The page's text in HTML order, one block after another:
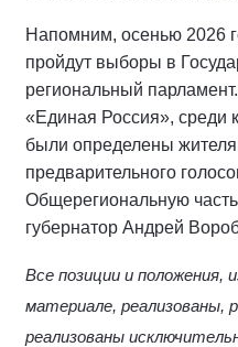
Напомним, осенью 2026
пройдут выборы в
региональный
«Единая Россия», среди
были определены
предварительного
Общерегиональную
губернатор Андрей
Все позиции и положения,
материале, реализованы,
реализованы